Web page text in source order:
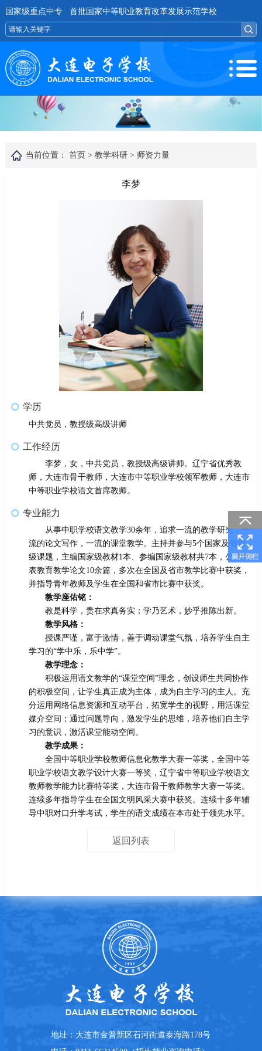
国家级重点中专 首批国家中等职业教育改革发展示范学校
当前位置： 首页 > 教学科研 > 师资力量
李梦
学历
中共党员，教授级高级讲师
工作经历
李梦，女，中共党员，教授级高级讲师。辽宁省优秀教
师，大连市骨干教师，大连市中等职业学校领军教师，大连市
中等职业学校语文首席教师。
专业能力
从事中职学校语文教学30余年，追求一流的教学研究，一
流的论文写作，一流的课堂教学。主持并参与5个国家及省市
级课题，主编国家级教材1本、参编国家级教材共7本，公开发
表教育教学论文10余篇，多次在全国及省市教学比赛中获奖，
并指导青年教师及学生在全国和省市比赛中获奖。
教学座佑铭：
教是科学，贵在求真务实；学乃艺术，妙乎推陈出新。
教学风格：
授课严谨，富于激情，善于调动课堂气氛，培养学生自主
学习的“学中乐，乐中学”。
教学理念：
积极运用语文教学的“课堂空间”理念，创设师生共同协作
的积极空间，让学生真正成为主体，成为自主学习的主人。充
分运用网络信息资源和互动平台，拓宽学生的视野，用活课堂
媒介空间；通过问题导向，激发学生的思维，培养他们自主学
习的意识，激活课堂能动空间。
教学成果：
全国中等职业学校教师信息化教学大赛一等奖，全国中等
职业学校语文教学设计大赛一等奖，辽宁省中等职业学校语文
教师教学能力比赛特等奖，大连市骨干教师教学大赛一等奖。
连续多年指导学生在全国文明风采大赛中获奖。连续十多年辅
导中职对口升学考试，学生的语文成绩在本市处于领先水平。
返回列表
地址： 大连市金普新区石河街道泰海路178号